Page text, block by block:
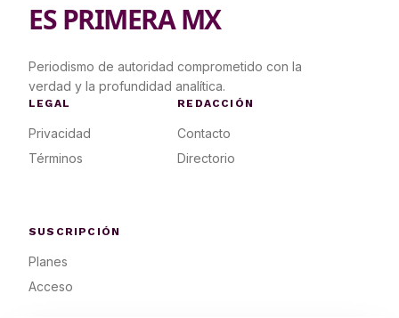
ES PRIMERA MX
Periodismo de autoridad comprometido con la
verdad y la profundidad analítica.
LEGAL
Privacidad
Términos
REDACCIÓN
Contacto
Directorio
SUSCRIPCIÓN
Planes
Acceso